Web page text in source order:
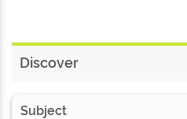
Discover
Subject